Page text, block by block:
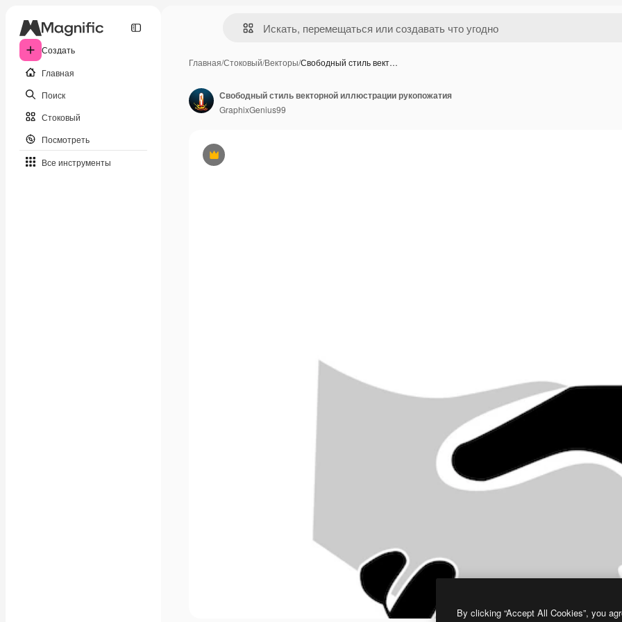
Создать
Главная
Поиск
Стоковый
Посмотреть
Все инструменты
Главная/Стоковый/Векторы/Свободный стиль вект…
Премиум
Свободный стиль векторной иллюстрации рукопожатия
GraphixGenius99
By clicking “Accept All Cookies”, you